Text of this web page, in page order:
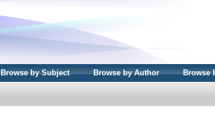
Browse by Subject Browse by Author Browse